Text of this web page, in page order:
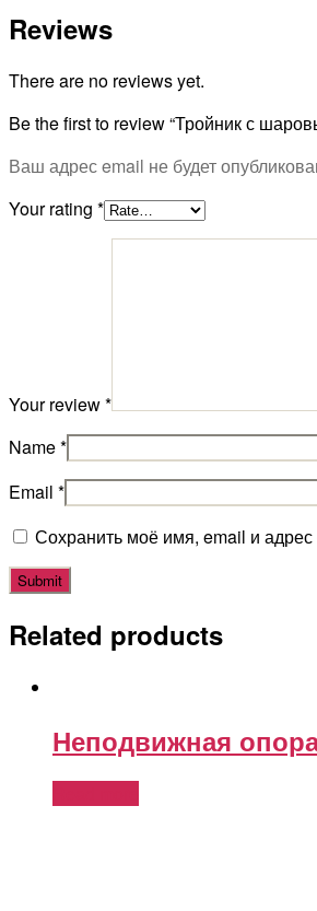
Reviews
There are no reviews yet.
Be the first to review “Тройник с
Ваш адрес email не будет
Your rating *
Your review*
Name*
Email *
Сохранить моё имя, email и
Related products
Неподвижная